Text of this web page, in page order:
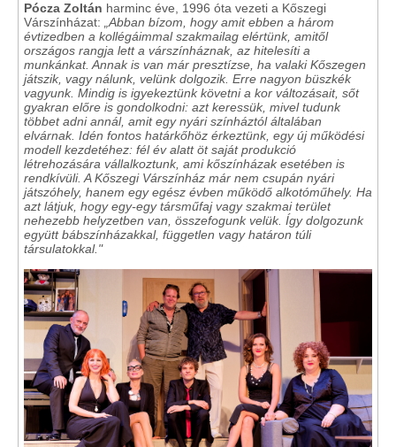
Pócza Zoltán harminc éve, 1996 óta vezeti a Kőszegi
Várszínházat:
„Abban bízom, hogy amit ebben a három
évtizedben a kollégáimmal szakmailag elértünk, amitől
országos rangja lett a várszínháznak, az hitelesíti a
munkánkat. Annak is van már presztízse, ha valaki Kőszegen
játszik, vagy nálunk, velünk dolgozik. Erre nagyon büszkék
vagyunk. Mindig is igyekeztünk követni a kor változásait, sőt
gyakran előre is gondolkodni: azt keressük, mivel tudunk
többet adni annál, amit egy nyári színháztól általában
elvárnak. Idén fontos határkőhöz érkeztünk, egy új működési
modell kezdetéhez: fél év alatt öt saját produkció
létrehozására vállalkoztunk, ami kőszínházak esetében is
rendkívüli. A Kőszegi Várszínház már nem csupán nyári
játszóhely, hanem egy egész évben működő alkotóműhely. Ha
azt látjuk, hogy egy-egy társműfaj vagy szakmai terület
nehezebb helyzetben van, összefogunk velük. Így dolgozunk
együtt bábszínházakkal, független vagy határon túli
társulatokkal."